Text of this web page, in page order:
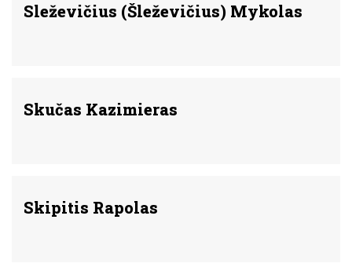
Sleževičius (Šleževičius) Mykolas
Skučas Kazimieras
Skipitis Rapolas